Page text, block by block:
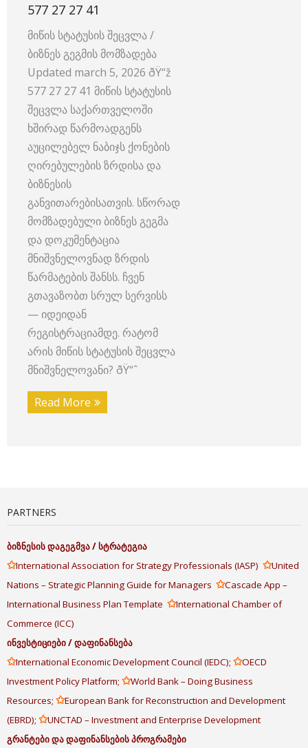
577 27 27 41
მიწის სტატუსის შეცვლა /
ბიზნეს გეგმის მომზადება ️
Updated march 5, 2026 ðŸ“ž
577 27 27 41 მიწის სტატუსის
შეცვლა საქართველოში
ხშირად წარმოადგენს
აუცილებელ ნაბიჯს ქონების
ღირებულების ზრდისა და
ბიზნესის
განვითარებისათვის. სწორად
მომზადებული ბიზნეს გეგმა
და დოკუმენტაცია
მნიშვნელოვნად ზრდის
წარმატების შანსს. ჩვენ
გთავაზობთ სრულ სერვისს
— იდეიდან
რეგისტრაციამდე. რატომ
არის მიწის სტატუსის შეცვლა
მნიშვნელოვანი? ðŸ“ˆ
Read More
PARTNERS
ბიზნესისდაგეგმვა/სტრატეგია
✩International Association for Strategy Professionals (IASP) ✩United
Nations – Strategic Planning Guide for Managers ✩Cascade App –
International Business Plan Template ✩International Chamber of
Commerce (ICC)
ინვესტიციები/დაფინანსება
✩International Economic Development Council (IEDC); ✩OECD
Investment Policy Platform; ✩World Bank – Doing Business
Resources; ✩European Bank for Reconstruction and Development
(EBRD); ✩UNCTAD – Investment and Enterprise Development
გრანტებიდადაფინანსებისპროგრამები